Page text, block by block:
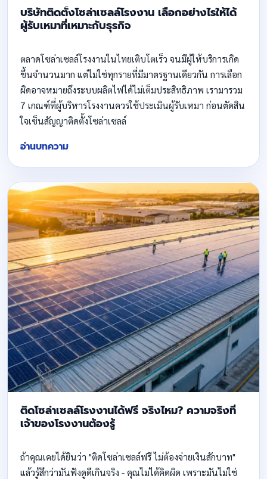
บริษัทติดตั้งโซล่าเซลล์โรงงาน เลือกอย่างไรให้ได้
ผู้รับเหมาที่เหมาะกับธุรกิจ
ตลาดโซล่าเซลล์โรงงานในไทยเติบโตเร็ว จนมีผู้ให้บริการเกิด
ขึ้นจำนวนมาก แต่ไม่ใช่ทุกรายที่มีมาตรฐานเดียวกัน การเลือก
ผิดอาจหมายถึงระบบผลิตไฟได้ไม่เต็มประสิทธิภาพ เรามารวม
7 เกณฑ์ที่ผู้บริหารโรงงานควรใช้ประเมินผู้รับเหมา ก่อนตัดสิน
ใจเซ็นสัญญาติดตั้งโซล่าเซลล์
อ่านบทความ
ติดโซล่าเซลล์โรงงานได้ฟรี จริงไหม? ความจริงที่
เจ้าของโรงงานต้องรู้
ถ้าคุณเคยได้ยินว่า "ติดโซล่าเซลล์ฟรี ไม่ต้องจ่ายเงินสักบาท"
แล้วรู้สึกว่ามันฟังดูดีเกินจริง - คุณไม่ได้คิดผิด เพราะมันไม่ใช่